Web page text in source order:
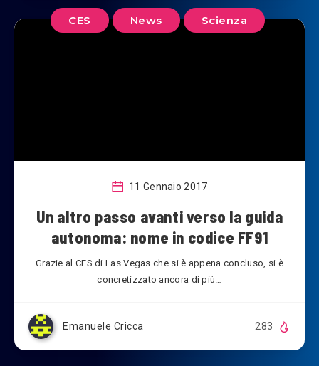
CES News Scienza
11 Gennaio 2017
Un altro passo avanti verso la guida
autonoma: nome in codice FF91
Grazie al CES di Las Vegas che si è appena concluso, si è
concretizzato ancora di più…
Emanuele Cricca 283